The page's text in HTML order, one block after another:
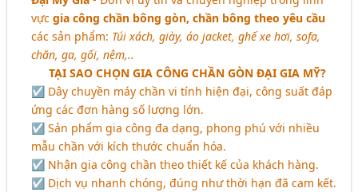
vực gia công chần bông gòn, chần bông theo yêu cầu
các sản phẩm: Túi xách, giày, áo jacket, ghế xe hơi, sofa,
chăn, ga, gối, nệm,..
TẠI SAO CHỌN GIA CÔNG CHẦN GÒN ĐẠI GIA MỸ?
☑ Dây chuyền máy chần vi tính hiện đại, công suất đáp
ứng các đơn hàng số lượng lớn.
☑ Sản phẩm gia công đa dạng, phong phú với nhiều
mẫu chần với kích thước chuẩn hóa.
☑ Nhận gia công chần theo thiết kế của khách hàng.
☑ Dịch vụ nhanh chóng, đúng như thời hạn đã cam kết.